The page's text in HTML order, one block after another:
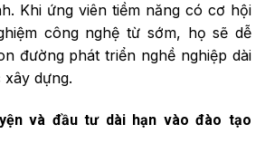
Khi ứng viên tiềm năng có cơ hội
công nghệ từ sớm, họ sẽ dễ
đường phát triển nghề nghiệp dài
dựng.
và đầu tư dài hạn vào đào tạo